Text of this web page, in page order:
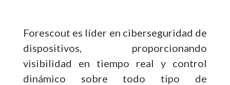
Forescout es líder en ciberseguridad de
dispositivos, proporcionando
visibilidad en tiempo real y control
dinámico sobre todo tipo de